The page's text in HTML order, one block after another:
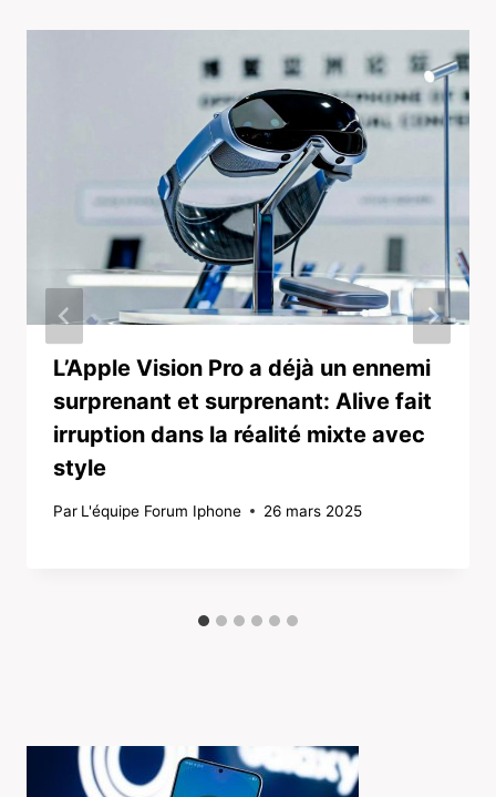
L’Apple Vision Pro a déjà un ennemi
surprenant et surprenant: Alive fait
irruption dans la réalité mixte avec
style
Par L'équipe Forum Iphone 26 mars 2025